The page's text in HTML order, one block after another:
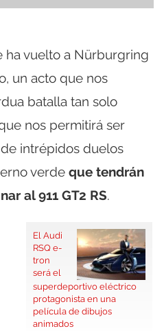
ha vuelto a Nürburgring
un acto que nos
batalla tan solo
nos permitirá ser
intrépidos duelos
verde que tendrán
al 911 GT2 RS.
El Audi
RSQ e-
tron
será el
superdeportivo eléctrico
protagonista en una
película de dibujos
animados